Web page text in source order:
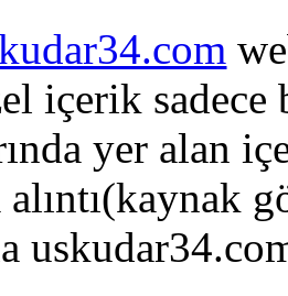
içerik sadece
yer alan
alıntı(kaynak